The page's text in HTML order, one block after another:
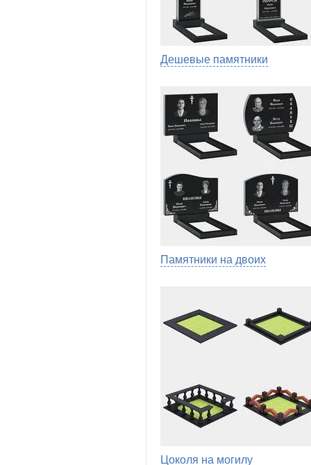
Дешевые памятники
Памятники на двоих
Цоколя на могилу